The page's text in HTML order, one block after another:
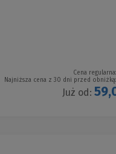
Cena regularna:
Najniższa cena z 30 dni przed obniżką:
Już od: